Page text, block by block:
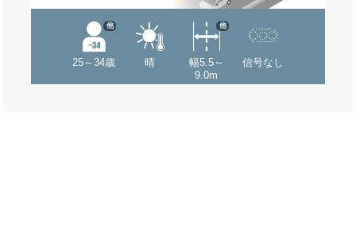
25～34歳
他
晴
幅5.5～
9.0m
他
信号なし